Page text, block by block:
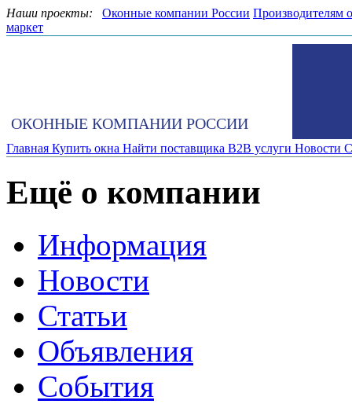
Наши проекты: Оконные компании России Производителям
маркет
ОКОННЫЕ КОМПАНИИ РОССИИ
Главная Купить окна Найти поставщика B2B услуги Новости
Ещё о компании
Информация
Новости
Статьи
Объявления
События